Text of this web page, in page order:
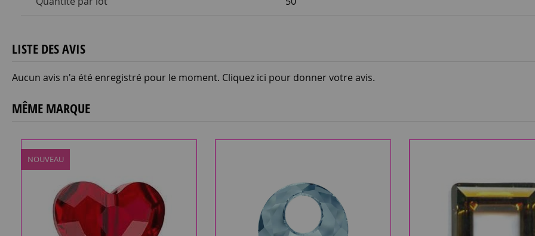
LISTE DES AVIS
Aucun avis n'a été enregistré pour le moment. Cliquez ici pour donner votre avis.
MÊME MARQUE
NOUVEAU